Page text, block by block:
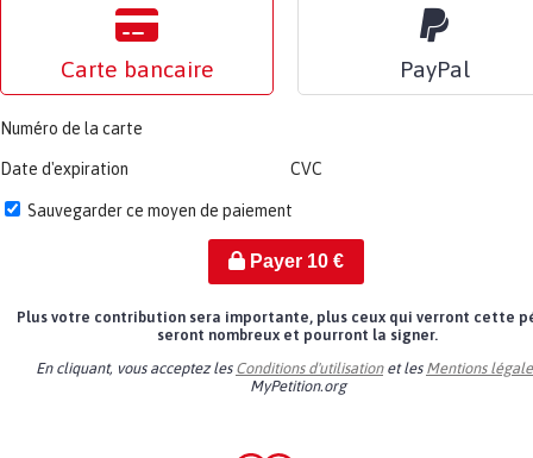
Carte bancaire PayPal
Numéro de la carte
Date d'expiration CVC
Sauvegarder ce moyen de paiement
Payer 10€
Plus votre contribution sera importante, plus ceux qui verront cette
seront nombreux et pourront la signer.
En cliquant, vous acceptez les Conditions d'utilisationet les Mentions
MyPetition.org